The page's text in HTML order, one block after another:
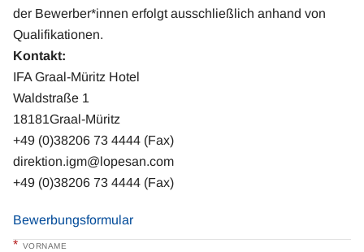
der Bewerber*innen erfolgt ausschließlich anhand von
Qualifikationen.
Kontakt:
IFA Graal-Müritz Hotel
Waldstraße 1
18181Graal-Müritz
+49 (0)38206 73 4444 (Fax)
direktion.igm@lopesan.com
+49 (0)38206 73 4444 (Fax)
Bewerbungsformular
* VORNAME